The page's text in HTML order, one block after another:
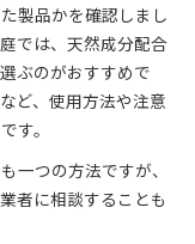
製品かを確認しまし
では、天然成分配合
ぶのがおすすめで
ど、使用方法や注意
す。
一つの方法ですが、
者に相談することも